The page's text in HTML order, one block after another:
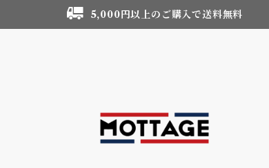
5,000円以上のご購入で送料無料